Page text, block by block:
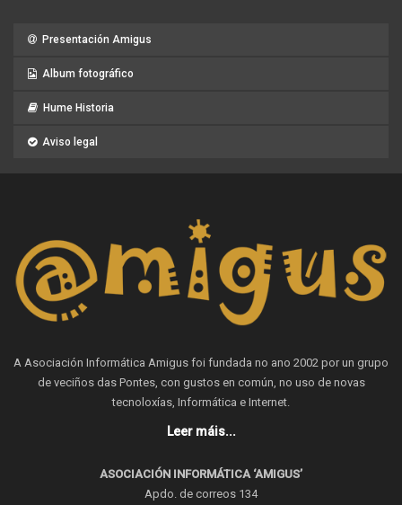
Presentación Amigus
Album fotográfico
Hume Historia
Aviso legal
A Asociación Informática Amigus foi fundada no ano 2002 por un grupo
de veciños das Pontes, con gustos en común, no uso de novas
tecnoloxías, Informática e Internet.
Leer máis...
ASOCIACIÓN INFORMÁTICA ‘AMIGUS’
Apdo. de correos 134